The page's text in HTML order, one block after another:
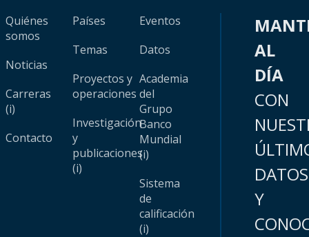
Quiénes
somos
Noticias
Carreras
(i)
Contacto
Países
Temas
Proyectos y
operaciones
Investigación
y
publicaciones
(i)
Eventos
Datos
Academia
del
Grupo
Banco
Mundial
(i)
Sistema
de
calificación
(i)
AL
DÍA
CON
DATOS
Y